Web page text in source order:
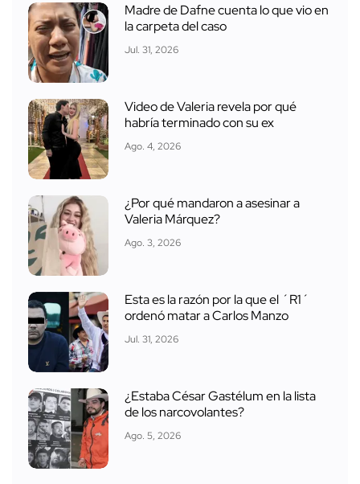
Madre de Dafne cuenta lo que vio en
la carpeta del caso
Jul. 31, 2026
Video de Valeria revela por qué
habría terminado con su ex
Ago. 4, 2026
¿Por qué mandaron a asesinar a
Valeria Márquez?
Ago. 3, 2026
Esta es la razón por la que el ´R1´
ordenó matar a Carlos Manzo
Jul. 31, 2026
¿Estaba César Gastélum en la lista
de los narcovolantes?
Ago. 5, 2026